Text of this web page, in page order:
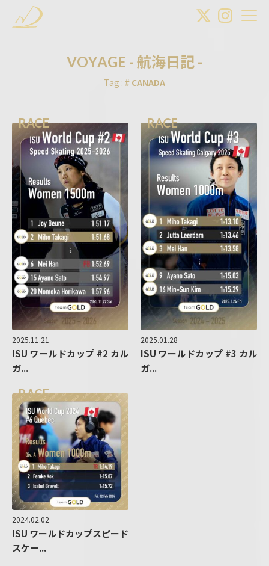
VOYAGE - 航海日記 -
Tag : # CANADA
RACE
2025.11.21
ISU ワールドカップ #2 カル
ガ...
RACE
2025.01.28
ISU ワールドカップ #3 カル
ガ...
RACE
2024.02.02
ISU ワールドカップスピード
スケー...